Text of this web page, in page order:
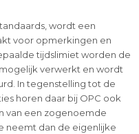
wordt een
voor opmerkingen en
tijdslimiet worden de
verwerkt en wordt
In tegenstelling tot de
horen daar bij OPC ook
van een zogenoemde
neemt dan de eigenlijke